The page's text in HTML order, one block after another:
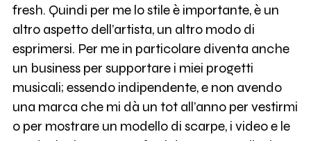
fresh. Quindi per me lo stile è importante, è un
altro aspetto dell’artista, un altro modo di
esprimersi. Per me in particolare diventa anche
un business per supportare i miei progetti
musicali; essendo indipendente, e non avendo
una marca che mi dà un tot all’anno per vestirmi
o per mostrare un modello di scarpe, i video e le